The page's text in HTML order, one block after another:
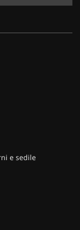
e sedile